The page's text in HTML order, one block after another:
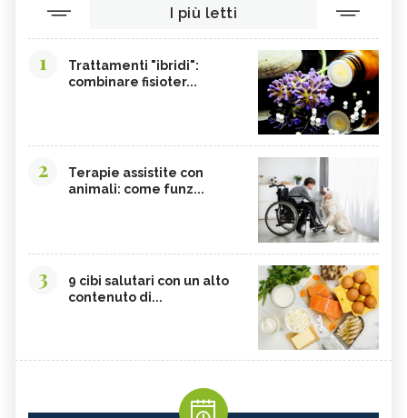
I più letti
1
Trattamenti "ibridi":
combinare fisioter...
2
Terapie assistite con
animali: come funz...
3
9 cibi salutari con un alto
contenuto di...